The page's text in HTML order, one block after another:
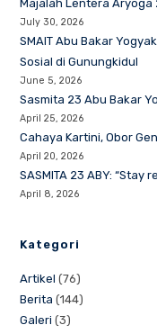
Majalah Lentera Aryoga
July 30, 2026
SMAIT Abu Bakar
Sosial di Gunungkidul
June 5, 2026
Sasmita 23 Abu Bakar
April 25, 2026
Cahaya Kartini, Obor
April 20, 2026
SASMITA 23 ABY: “Stay
April 8, 2026
Kategori
Artikel (76)
Berita (144)
Galeri (3)